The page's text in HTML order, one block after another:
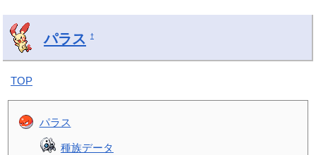
パラス †
TOP
パラス
種族データ